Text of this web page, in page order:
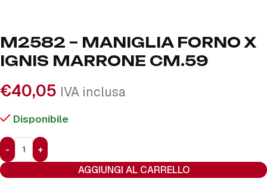
M2582 – MANIGLIA FORNO X
IGNIS MARRONE CM.59
€40,05 IVA inclusa
Disponibile
AGGIUNGI AL CARRELLO